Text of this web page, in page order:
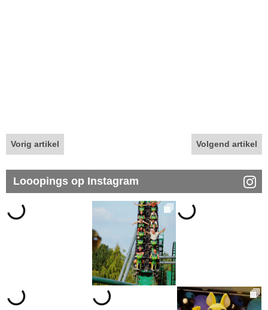
Vorig artikel Volgend artikel
Looopings op Instagram